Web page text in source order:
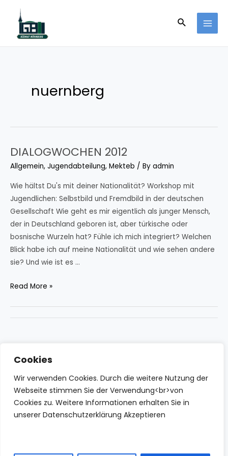
Cookies
Wir verwenden Cookies. Durch die weitere Nutzung der
Webseite stimmen Sie der Verwendung<br>von
Cookies zu. Weitere Informationen erhalten Sie in
unserer Datenschutzerklärung Akzeptieren
content
Search
nuernberg
DIALOGWOCHEN 2012
Allgemein, Jugendabteilung, Mekteb / By admin
Wie hältst Du's mit deiner Nationalität? Workshop mit
Jugendlichen: Selbstbild und Fremdbild in der deutschen
Gesellschaft Wie geht es mir eigentlich als junger Mensch,
der in Deutschland geboren ist, aber türkische oder
bosnische Wurzeln hat? Fühle ich mich integriert? Welchen
Blick habe ich auf meine Nationalität und wie sehen andere
sie? Und wie ist es …
DIALOGWOCHEN
Read More »